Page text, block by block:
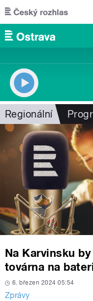
Přejít k hlavnímu obsahu
Regionální
Na Karvinsku
továrna na
6. březen 2024 05:54
Zprávy